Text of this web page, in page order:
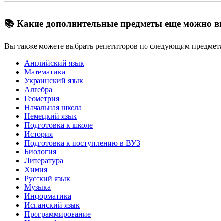
📚 Какие дополнительные предметы еще можно
Вы также можете выбрать репетиторов по следующим
Английский язык
Математика
Украинский язык
Алгебра
Геометрия
Начальная школа
Немецкий язык
Подготовка к школе
История
Подготовка к поступлению в ВУЗ
Биология
Литература
Химия
Русский язык
Музыка
Информатика
Испанский язык
Программирование